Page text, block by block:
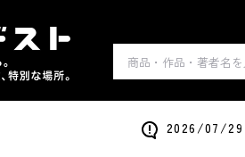
2026/07/29